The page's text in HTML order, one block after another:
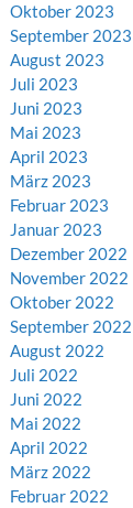
Oktober 2023
September 2023
August 2023
Juli 2023
Juni 2023
Mai 2023
April 2023
März 2023
Februar 2023
Januar 2023
Dezember 2022
November 2022
Oktober 2022
September 2022
August 2022
Juli 2022
Juni 2022
Mai 2022
April 2022
März 2022
Februar 2022